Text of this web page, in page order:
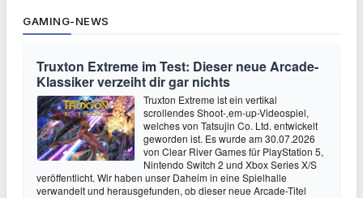
GAMING-NEWS
Truxton Extreme im Test: Dieser neue Arcade-
Klassiker verzeiht dir gar nichts
Truxton Extreme ist ein vertikal
scrollendes Shoot-‚em-up-Videospiel,
welches von Tatsujin Co. Ltd. entwickelt
geworden ist. Es wurde am 30.07.2026
von Clear River Games für PlayStation 5,
Nintendo Switch 2 und Xbox Series X/S
veröffentlicht. Wir haben unser Daheim in eine Spielhalle
verwandelt und herausgefunden, ob dieser neue Arcade-Titel